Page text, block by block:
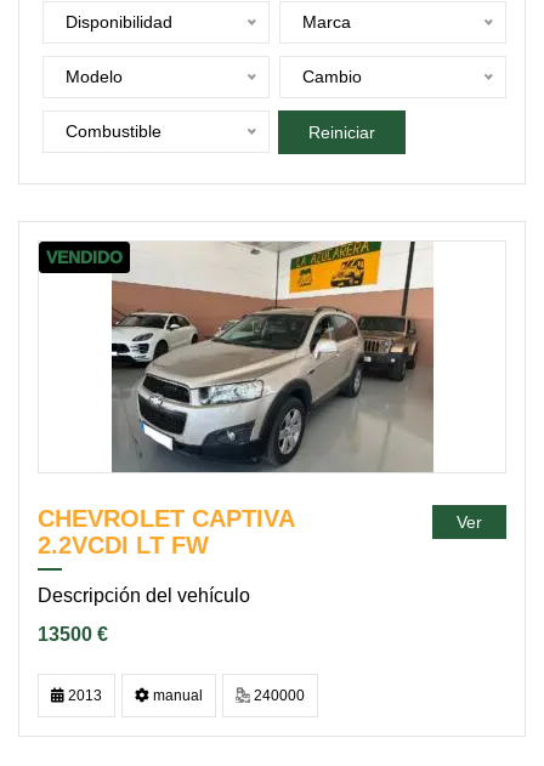
Disponibilidad Marca
Modelo Cambio
Combustible Reiniciar
VENDIDO
CHEVROLET CAPTIVA
2.2VCDI LT FW
Descripción del vehículo
13500 €
Ver
2013 manual 240000